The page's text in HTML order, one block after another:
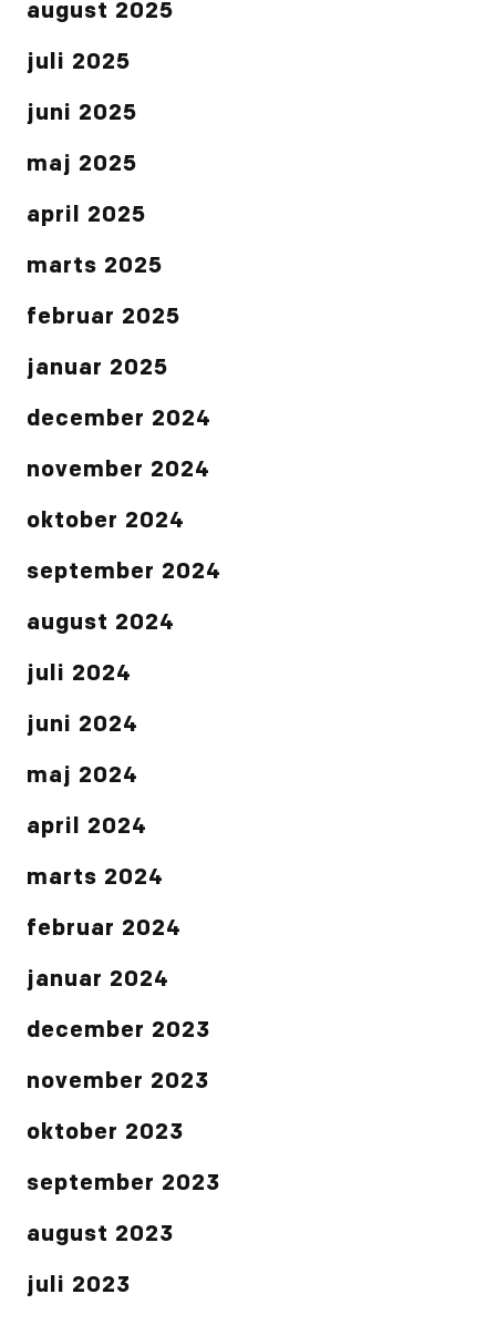
august 2025
juli 2025
juni 2025
maj 2025
april 2025
marts 2025
februar 2025
januar 2025
december 2024
november 2024
oktober 2024
september 2024
august 2024
juli 2024
juni 2024
maj 2024
april 2024
marts 2024
februar 2024
januar 2024
december 2023
november 2023
oktober 2023
september 2023
august 2023
juli 2023